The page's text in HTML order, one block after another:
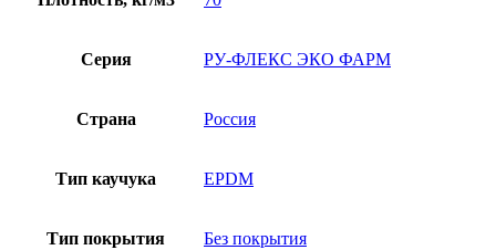
Серия РУ-ФЛЕКС ЭКО ФАРМ
Страна Россия
Тип каучука EPDM
Тип покрытия Без покрытия